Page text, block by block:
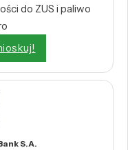
do ZUS i paliwo
S.A.